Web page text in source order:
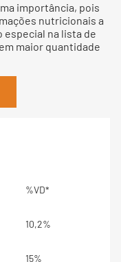
importância, pois
nutricionais a
especial na lista de
maior quantidade
%VD*
10,2%
15%